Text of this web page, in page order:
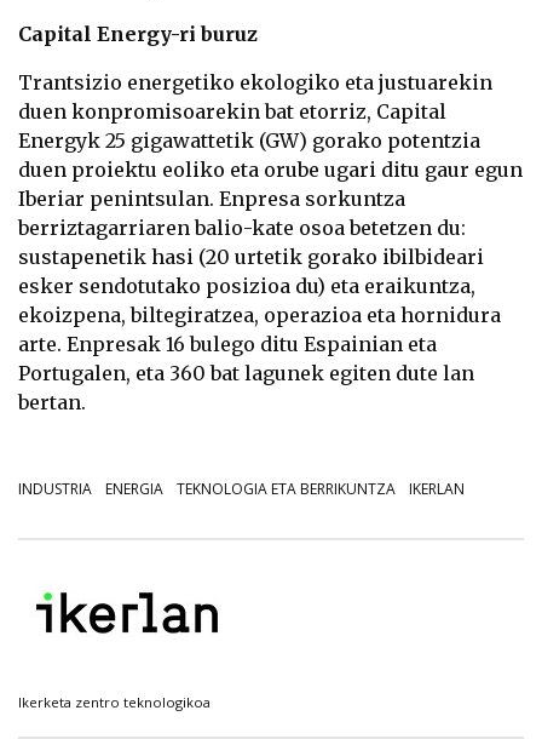
Capital Energy-ri buruz
Trantsizio energetiko ekologiko eta justuarekin
duen konpromisoarekin bat etorriz, Capital
Energyk 25 gigawattetik (GW) gorako potentzia
duen proiektu eoliko eta orube ugari ditu gaur egun
Iberiar penintsulan. Enpresa sorkuntza
berriztagarriaren balio-kate osoa betetzen du:
sustapenetik hasi (20 urtetik gorako ibilbideari
esker sendotutako posizioa du) eta eraikuntza,
ekoizpena, biltegiratzea, operazioa eta hornidura
arte. Enpresak 16 bulego ditu Espainian eta
Portugalen, eta 360 bat lagunek egiten dute lan
bertan.
INDUSTRIA ENERGIA TEKNOLOGIA ETA BERRIKUNTZA IKERLAN
Ikerketa zentro teknologikoa